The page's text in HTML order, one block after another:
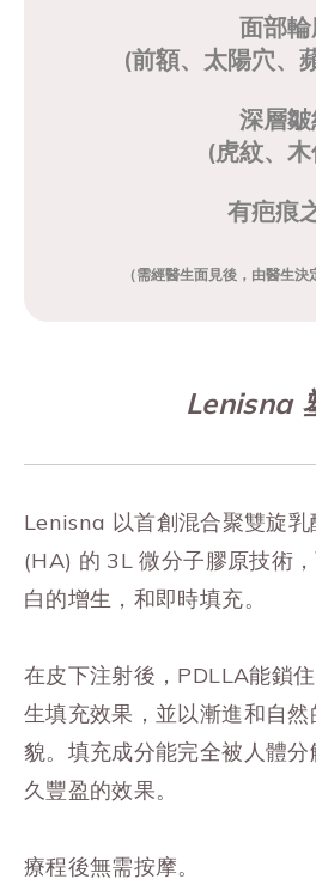
面部
(前額、太陽穴、
深層
(虎紋、
有疤痕
（需經醫生面見後，由醫生決
Lenisna
Lenisna 以首創混合聚雙旋
(HA) 的 3L 微分子膠原技術
白的增生，和即時填充。
在皮下注射後，PDLLA能鎖
生填充效果，並以漸進和自
貌。填充成分能完全被人體
久豐盈的效果。
療程後無需按摩。